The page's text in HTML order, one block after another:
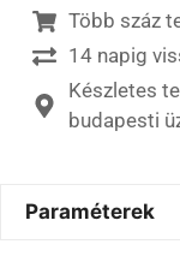
Több száz
14 napig
Készletes
budapesti
Paraméterek